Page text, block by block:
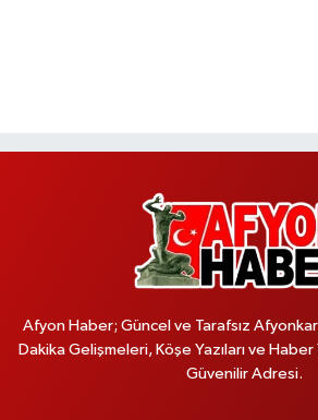
Afyon Haber; Güncel ve Tarafsız
Dakika Gelişmeleri, Köşe Yazıları ve
Güvenilir Adresi.